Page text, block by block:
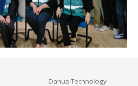
Dahua Technology